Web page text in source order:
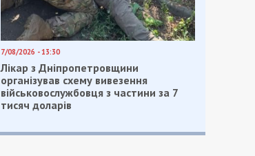
7/08/2026 - 13:30
Лікар з Дніпропетровщини
організував схему вивезення
військовослужбовця з частини за 7
тисяч доларів